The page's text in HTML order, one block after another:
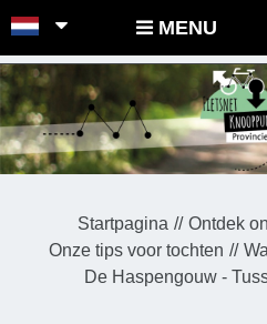
POINTS-NOEUDS MENU
Startpagina
Ontdek
Onze tips voor tochten
De Haspengouw -